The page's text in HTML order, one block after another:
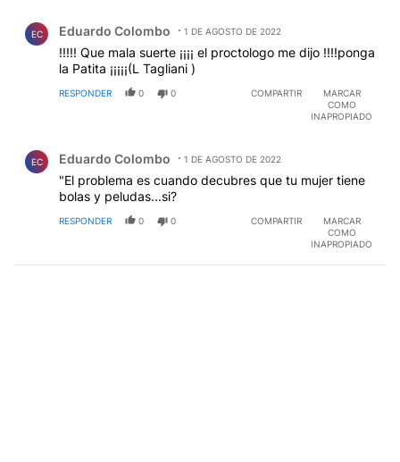
EC Eduardo Colombo 1 DE AGOSTO DE 2022
!!!!! Que mala suerte ¡¡¡¡ el proctologo me dijo !!!!ponga
la Patita ¡¡¡¡¡(L Tagliani )
RESPONDER 0 0 COMPARTIR
MARCAR
COMO
INAPROPIADO
EC Eduardo Colombo 1 DE AGOSTO DE 2022
"El problema es cuando decubres que tu mujer tiene
bolas y peludas...si?
RESPONDER 0 0 COMPARTIR
MARCAR
COMO
INAPROPIADO